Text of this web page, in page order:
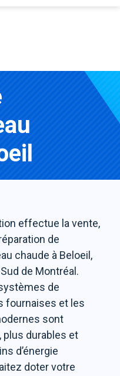
effectue la vente,
de
chaude à Beloeil,
de Montréal.
de
fournaises et les
sont
plus durables et
d’énergie
doter votre